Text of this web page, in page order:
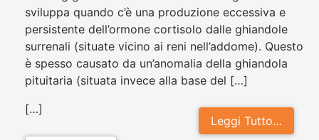
sviluppa quando c’è una produzione eccessiva e
persistente dell’ormone cortisolo dalle ghiandole
surrenali (situate vicino ai reni nell’addome). Questo
è spesso causato da un’anomalia della ghiandola
pituitaria (situata invece alla base del […]
Leggi Tutto…
[…]